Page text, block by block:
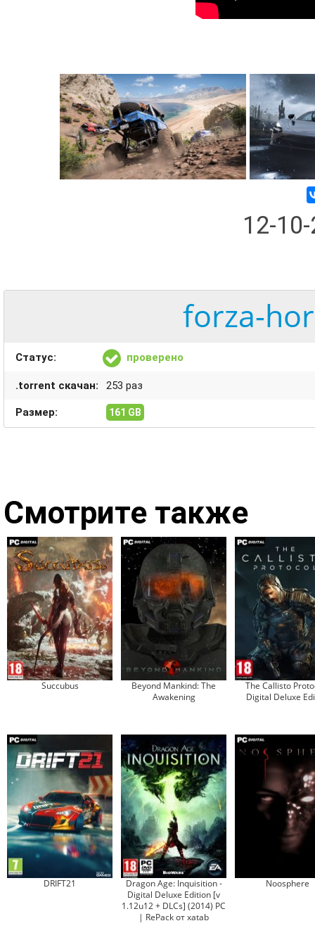
12-
forza-
Статус: проверено
.torrent скачан: 253 раз
Размер: 161 GB
Смотрите также
Succubus
Beyond Mankind: The
Awakening
The Callisto
Digital Deluxe
DRIFT21
Dragon Age: Inquisition -
Digital Deluxe Edition [v
1.12u12 + DLCs] (2014) PC
| RePack от xatab
Noosphere